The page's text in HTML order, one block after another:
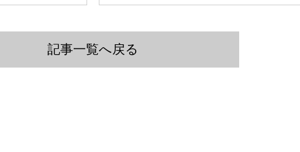
記事一覧へ戻る